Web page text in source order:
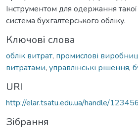
Інструментом для одержання
система бухгалтерського обліку.
Ключові слова
облік витрат, промислові
витратами, управлінські рішення,
URI
http://elar.tsatu.edu.ua/handle/
Зібрання